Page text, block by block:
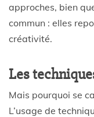
approches, bien
commun : elles
créativité.
Les
Mais pourquoi se
L’usage de